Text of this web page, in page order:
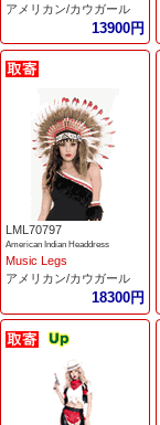
アメリカン/カウガール
13900円
LML70797
American Indian Headdress
Music Legs
アメリカン/カウガール
18300円